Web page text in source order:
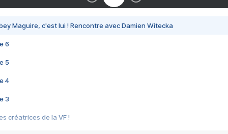
Maguire, c'est lui ! Rencontre avec Damien Witecka
6
5
4
3
créatrices de la VF !